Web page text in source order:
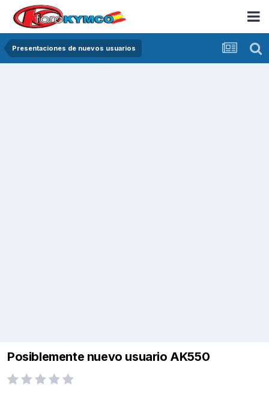
Presentaciones de nuevos usuarios
Posiblemente nuevo usuario AK550